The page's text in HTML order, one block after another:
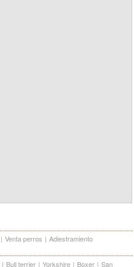
| Venta perros | Adiestramiento
| Bull terrier | Yorkshire | Boxer | San